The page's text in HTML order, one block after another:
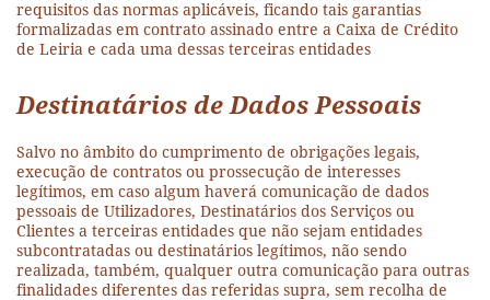
requisitos das normas aplicáveis, ficando tais garantias
formalizadas em contrato assinado entre a Caixa de Crédito
de Leiria e cada uma dessas terceiras entidades
Destinatários de Dados Pessoais
Salvo no âmbito do cumprimento de obrigações legais,
execução de contratos ou prossecução de interesses
legítimos, em caso algum haverá comunicação de dados
pessoais de Utilizadores, Destinatários dos Serviços ou
Clientes a terceiras entidades que não sejam entidades
subcontratadas ou destinatários legítimos, não sendo
realizada, também, qualquer outra comunicação para outras
finalidades diferentes das referidas supra, sem recolha de